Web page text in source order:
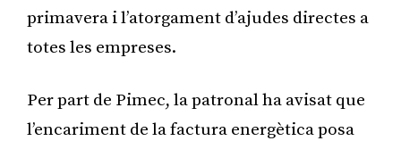
primavera i l’atorgament d’ajudes directes a
totes les empreses.
Per part de Pimec, la patronal ha avisat que
l’encariment de la factura energètica posa